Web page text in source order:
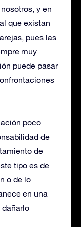
y en
que existan
pues las
muy
puede pasar
poco
de
de
tipo es de
o de lo
en una